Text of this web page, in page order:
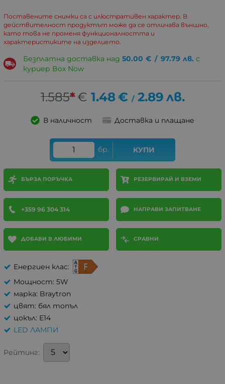
Поставените снимки са с илюстративен характер. В
действителност продуктът може да се отличава външно,
като това не променя функционалността и
характеристиките на изделието.
Безплатна доставка над 50.00 € / 97.79 лв. с
куриер Box Now
1.585*€ 1.48€ / 2.89 лв.
В наличност Доставка и плащане
бр. КУПИ
БЪРЗА ПОРЪЧКА РЕЗЕРВИРАЙ И ВЗЕМИ
+359 96 304 314 НАПРАВИ ЗАПИТВАНЕ
ДОБАВИ В ЛЮБИМИ СРАВНИ
Енергиен клас:
Мощност: 5W
марка: Braytron
цвят: бял топъл
цокъл: E14
LED ЛАМПИ
Рейтинг: